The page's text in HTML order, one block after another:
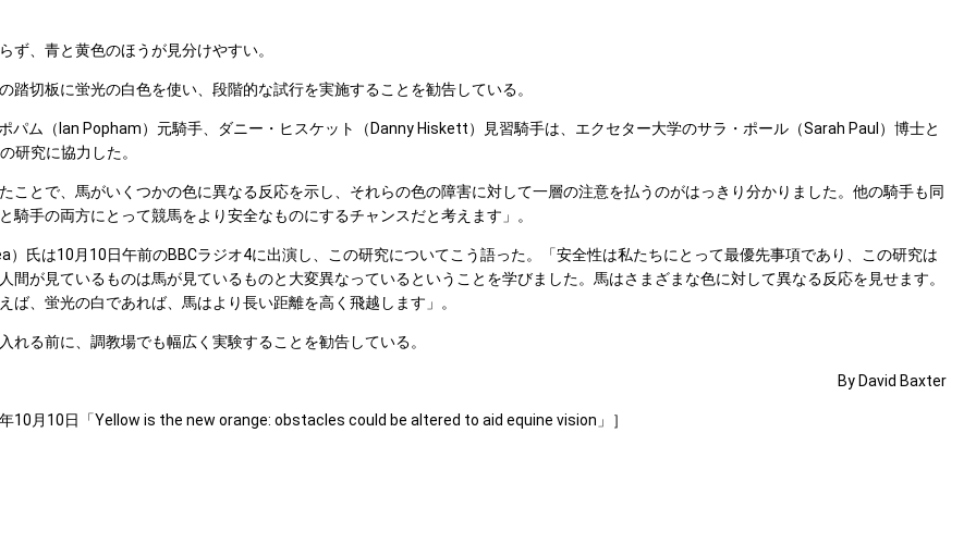
、青と黄色のほうが見分けやすい。
切板に蛍光の白色を使い、段階的な試行を実施することを勧告している。
ム（Ian Popham）元騎手、ダニー・ヒスケット（Danny Hiskett）見習騎手は、エクセター大学のサラ・ポール（Sarah Paul）博士と
研究に協力した。
とで、馬がいくつかの色に異なる反応を示し、それらの色の障害に対して一層の注意を払うのがはっきり分かりました。他の騎手も同
手の両方にとって競馬をより安全なものにするチャンスだと考えます」。
氏は10月10日午前のBBCラジオ4に出演し、この研究についてこう語った。「安全性は私たちにとって最優先事項であり、この研究は
が見ているものは馬が見ているものと大変異なっているということを学びました。馬はさまざまな色に対して異なる反応を見せます。
、蛍光の白であれば、馬はより長い距離を高く飛越します」。
る前に、調教場でも幅広く実験することを勧告している。
By David Baxter
10月10日「Yellow is the new orange: obstacles could be altered to aid equine vision」］